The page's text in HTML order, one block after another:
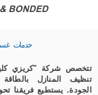
BONDED
خدمات
تتخصص شركة "كريزي
تنظيف المنازل
الجودة. يستطيع فريقنا